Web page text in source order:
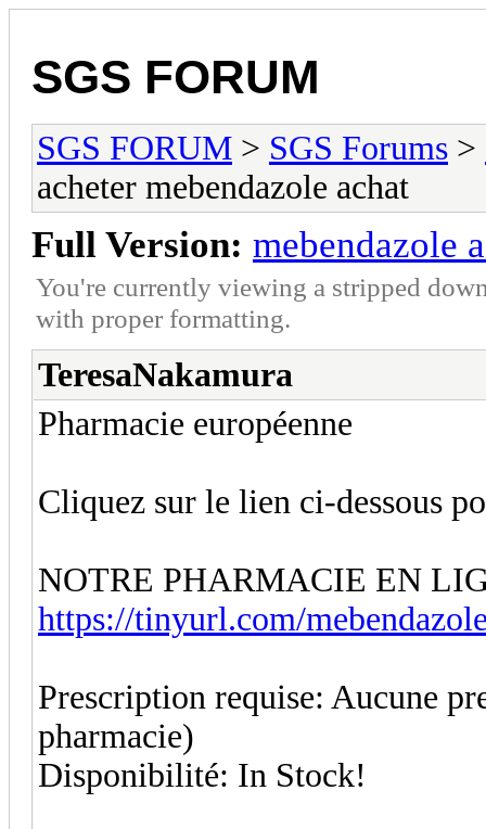
SGS FORUM
SGS FORUM > SGS Forums >
acheter mebendazole achat
Full Version: mebendazole
You're currently viewing a stripped
with proper formatting.
TeresaNakamura
Pharmacie européenne
Cliquez sur le lien ci-dessous
NOTRE PHARMACIE EN
https://tinyurl.com/
Prescription requise: Aucune
pharmacie)
Disponibilité: In Stock!